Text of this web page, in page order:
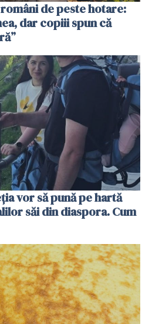
de peste hotare:
dar copiii spun că
vor să pună pe hartă
săi din diaspora. Cum